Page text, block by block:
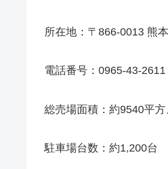
所在地：〒866-0013 熊
電話番号：0965-43-2611
総売場面積：約9540平
駐車場台数：約1,200台